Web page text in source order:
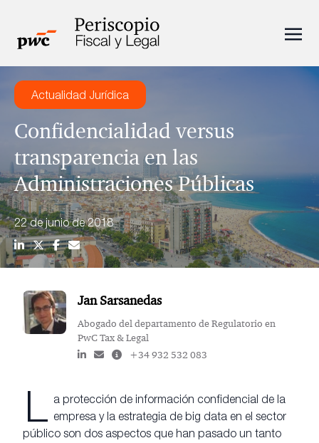
Actualidad Jurídica
Confidencialidad versus
transparencia en las
Administraciones Públicas
22 de junio de 2018
Jan Sarsanedas
Abogado del departamento de Regulatorio en
PwC Tax & Legal
+34 932 532 083
L a protección de información confidencial de la
empresa y la estrategia de big data en el sector
público son dos aspectos que han pasado un tanto